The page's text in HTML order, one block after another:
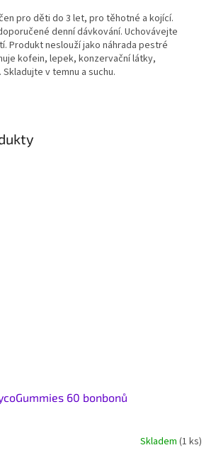
60 bonbonů
Skladem (1 ks)
pro děti do 3 let, pro těhotné a kojící.
denní dávkování. Uchovávejte
Produkt neslouží jako náhrada pestré
kofein, lepek, konzervační látky,
Skladujte v temnu a suchu.